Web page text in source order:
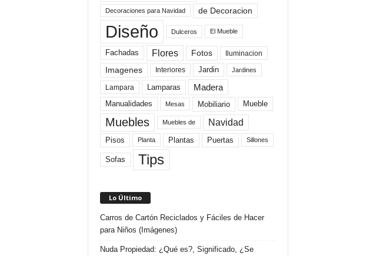
Decoraciones para Navidad de Decoracion
Diseño Dulceros El Mueble
Fachadas Flores Fotos Iluminacion
Imagenes Interiores Jardin Jardines
Lampara Lamparas Madera
Manualidades Mesas Mobiliario Mueble
Muebles Muebles de Navidad
Pisos Planta Plantas Puertas Sillones
Sofas Tips
Lo Último
Carros de Cartón Reciclados y Fáciles de Hacer
para Niños (Imágenes)
Nuda Propiedad: ¿Qué es?, Significado, ¿Se